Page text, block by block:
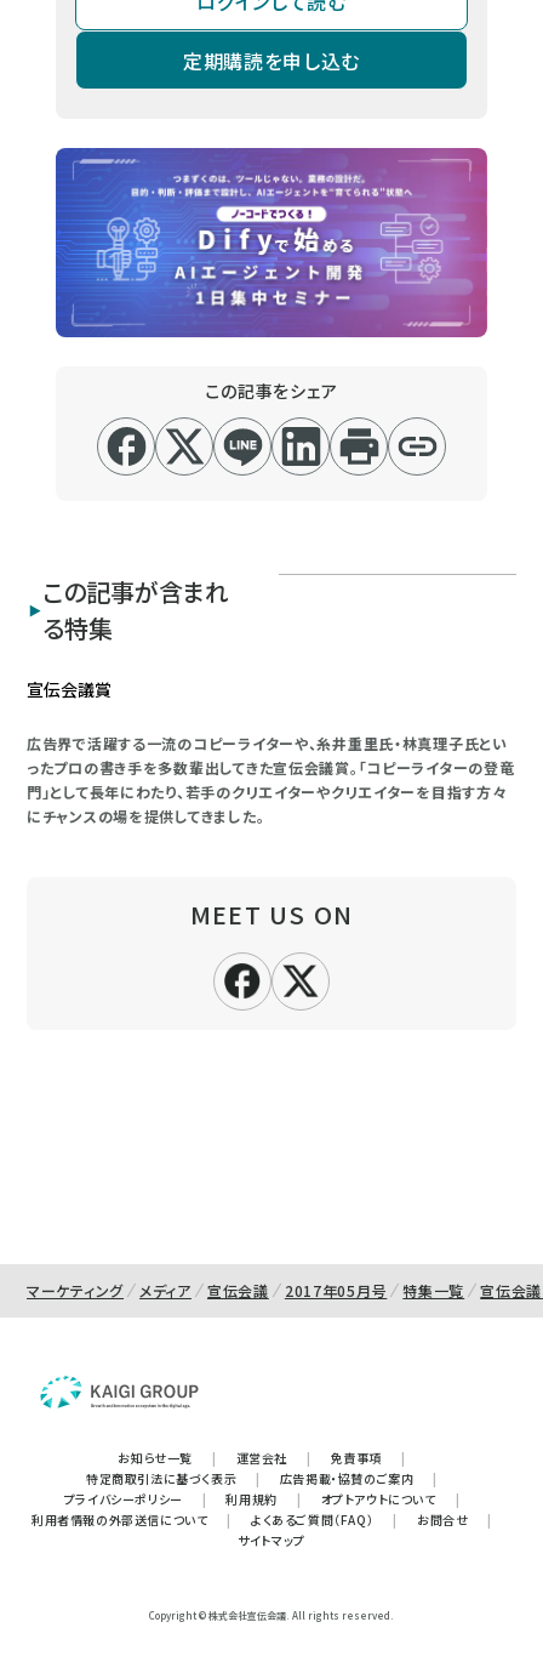
定期購読を申し込む
この記事をシェア
この記事が含まれ
る特集
宣伝会議賞
広告界で活躍する一流のコピーライターや、糸井重里氏・林真理子氏とい
ったプロの書き手を多数輩出してきた宣伝会議賞。「コピーライターの登竜
門」として長年にわたり、若手のクリエイターやクリエイターを目指す方々
にチャンスの場を提供してきました。
MEET US ON
マーケティング メディア 宣伝会議 2017年05月号 特集一覧 宣伝会
お知らせ一覧 | 運営会社 | 免責事項
|
特定商取引法に基づく表示
| 広告掲載・協賛のご案内
|
プライバシーポリシー
| 利用規約 | オプトアウトについて
|
利用者情報の外部送信について
| よくあるご質問（FAQ） | お問合せ
|
サイトマップ
Copyright © 株式会社宣伝会議. All rights reserved.